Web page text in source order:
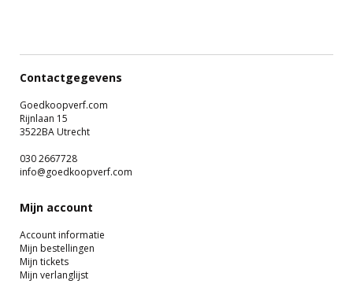
Contactgegevens
Goedkoopverf.com
Rijnlaan 15
3522BA Utrecht
030 2667728
info@goedkoopverf.com
Mijn account
Account informatie
Mijn bestellingen
Mijn tickets
Mijn verlanglijst